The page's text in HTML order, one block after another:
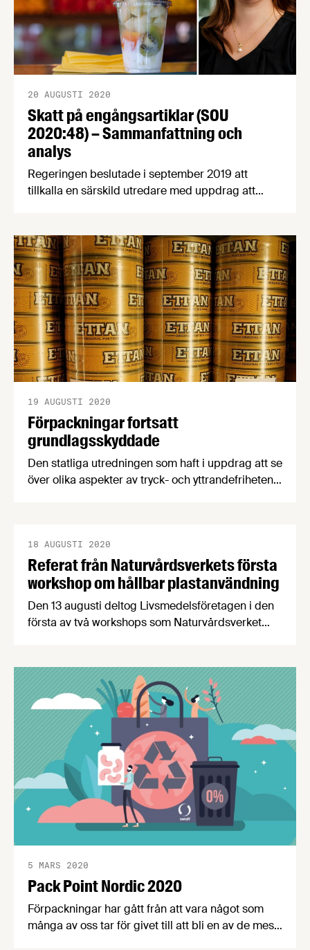
Skatt på engångsartiklar (SOU
2020:48) – Sammanfattning och
analys
20 AUGUSTI 2020
Regeringen beslutade i september 2019 att
tillkalla en särskild utredare med uppdrag att
utformas. I augusti 2020 lämnade förordnad
utredare Anders Bengtsson utredningens
betänkande till regeringen. Nedan följer en kort
sammanfattning och analys av Sara Sundquist,
näringspolitisk expert på Livsmedelsföretagen.
Förpackningar fortsatt
grundlagsskyddade
19 AUGUSTI 2020
Den statliga utredningen som haft i uppdrag att se
över olika aspekter av tryck- och yttrandefriheten
grundlagsskyddade.
Referat från Naturvårdsverkets första
workshop om hållbar plastanvändning
18 AUGUSTI 2020
Den 13 augusti deltog Livsmedelsföretagen i den
första av två workshops som Naturvårdsverket
regeringen. Nedan följer en kort rapport från
workshopen.
Pack Point Nordic 2020
5 MARS 2020
Förpackningar har gått från att vara något som
många av oss tar för givet till att bli en av de mest